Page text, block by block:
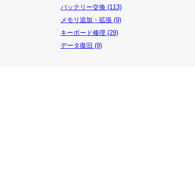
バッテリー交換 (113)
メモリ追加・拡張 (9)
キーボード修理 (29)
データ復旧 (9)